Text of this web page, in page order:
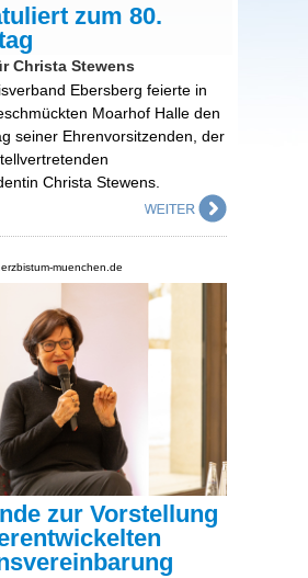
zum 80.
Christa Stewens
Ebersberg feierte in
Moarhof Halle den
seiner Ehrenvorsitzenden, der
Christa Stewens.
muenchen.de
zur Vorstellung